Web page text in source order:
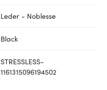
Leder - Noblesse
Black
STRESSLESS-
1161315096194502